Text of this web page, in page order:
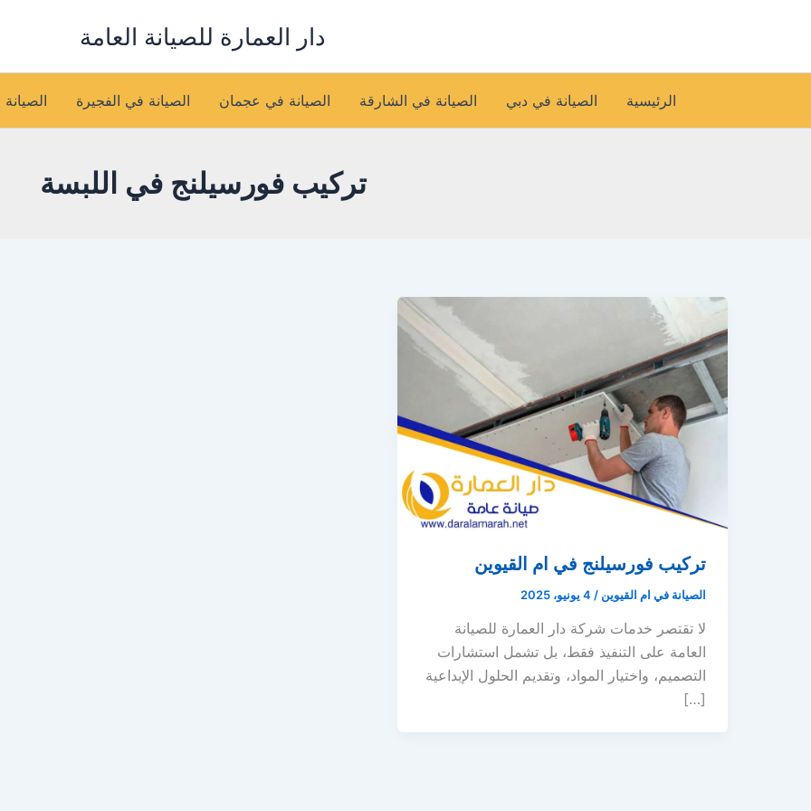
دار العمارة للصيانة العامة
الرئيسية الصيانة في دبي الصيانة في الشارقة الصيانة في عجمان الصيانة في الفجيرة
تركيب فورسيلنج في اللبسة
تركيب فورسيلنج في ام القيوين
الصيانة في ام القيوين / 4 يونيو، 2025
لا تقتصر خدمات شركة دار العمارة للصيانة
العامة على التنفيذ فقط، بل تشمل استشارات
التصميم، واختيار المواد، وتقديم الحلول الإبداعية
[…]